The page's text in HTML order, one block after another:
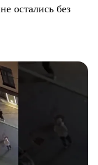
остались без